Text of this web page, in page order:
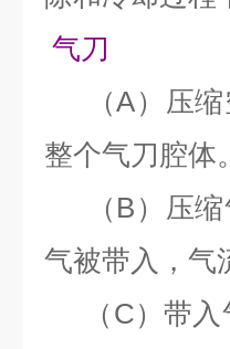
气刀
（A）压缩
整个气刀腔体。
（B）压缩
气被带入，气
（C）带入